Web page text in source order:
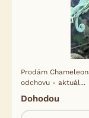
Prodám
odchovu - aktuál...
Dohodou